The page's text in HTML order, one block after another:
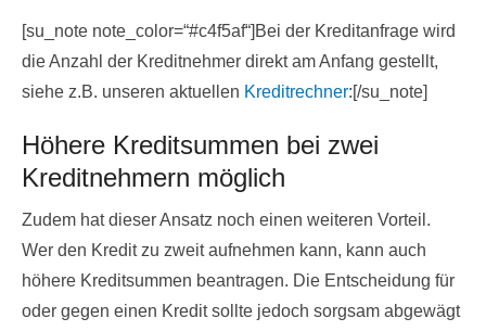
[su_note note_color=“#c4f5af“]Bei der Kreditanfrage wird
die Anzahl der Kreditnehmer direkt am Anfang gestellt,
siehe z.B. unseren aktuellen Kreditrechner:[/su_note]
Höhere Kreditsummen bei zwei
Kreditnehmern möglich
Zudem hat dieser Ansatz noch einen weiteren Vorteil.
Wer den Kredit zu zweit aufnehmen kann, kann auch
höhere Kreditsummen beantragen. Die Entscheidung für
oder gegen einen Kredit sollte jedoch sorgsam abgewägt